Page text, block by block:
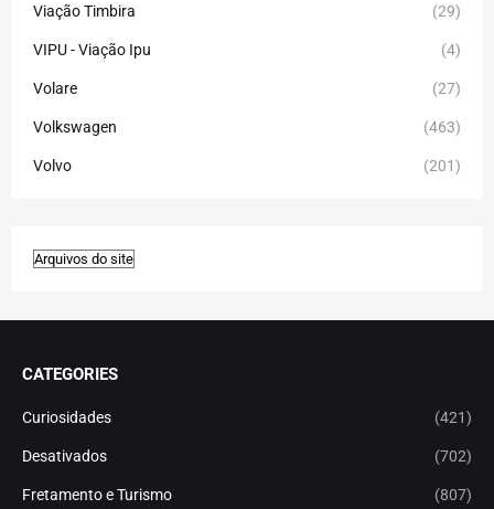
Viação Timbira (29)
VIPU - Viação Ipu (4)
Volare (27)
Volkswagen (463)
Volvo (201)
CATEGORIES
Curiosidades (421)
Desativados (702)
Fretamento e Turismo (807)